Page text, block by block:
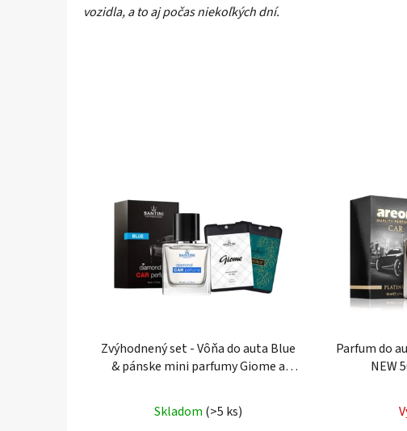
vozidla, a to aj počas niekoľkých dní.
Zvýhodnený set - Vôňa do auta Blue
& pánske mini parfumy Giome a
Skladom (>5 ks)
Parfum do
NEW